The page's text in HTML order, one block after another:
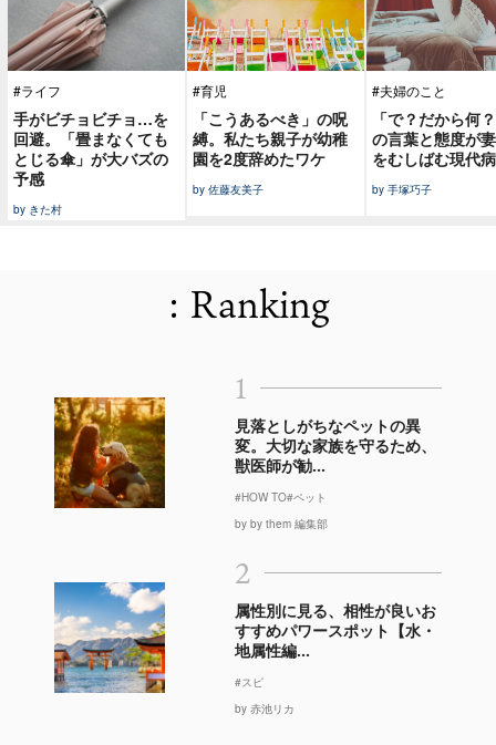
#ライフ
手がビチョビチョ…を
回避。「畳まなくても
とじる傘」が大バズの
予感
by きた村
#育児
「こうあるべき」の呪
縛。私たち親子が幼稚
園を2度辞めたワケ
by 佐藤友美子
#夫婦のこと
「で？だから何
の言葉と態度が
をむしばむ現代病
by 手塚巧子
: Ranking
1
見落としがちなペットの異
変。大切な家族を守るため、
獣医師が勧...
#HOW TO#ペット
by by them 編集部
2
属性別に見る、相性が良いお
すすめパワースポット【水・
地属性編...
#スピ
by 赤池リカ